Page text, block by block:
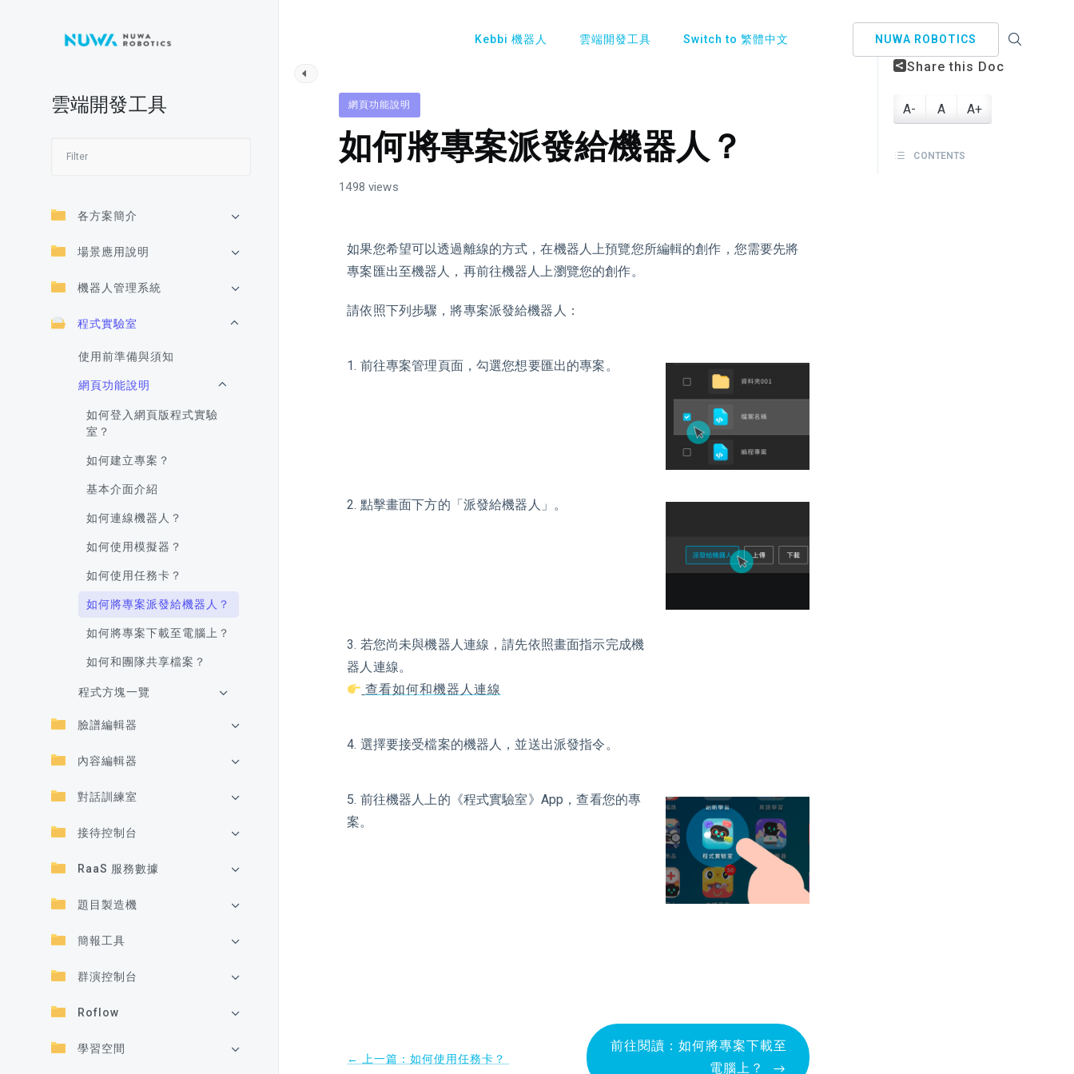
Kebbi 機器人 雲端開發工具 Switch to 繁體中文 NUWA ROBOTICS
雲端開發工具
各方案簡介
場景應用說明
機器人管理系統
程式實驗室
使用前準備與須知
網頁功能說明
如何登入網頁版程式實驗
室？
如何建立專案？
基本介面介紹
如何連線機器人？
如何使用模擬器？
如何使用任務卡？
如何將專案派發給機器人？
如何將專案下載至電腦上？
如何和團隊共享檔案？
程式方塊一覽
臉譜編輯器
內容編輯器
對話訓練室
接待控制台
RaaS 服務數據
題目製造機
簡報工具
群演控制台
Roflow
學習空間
網頁功能說明
如何將專案派發給機器人？
1498 views
如果您希望可以透過離線的方式，在機器人上預覽您所編輯的創作，您需要先將
專案匯出至機器人，再前往機器人上瀏覽您的創作。
請依照下列步驟，將專案派發給機器人：
1. 前往專案管理頁面，勾選您想要匯出的專案。
2. 點擊畫面下方的「派發給機器人」。
3. 若您尚未與機器人連線，請先依照畫面指示完成機
器人連線。
查看如何和機器人連線
4. 選擇要接受檔案的機器人，並送出派發指令。
5. 前往機器人上的《程式實驗室》App，查看您的專
案。
← 上一篇：如何使用任務卡？
前往閱讀：如何將專案下載至
電腦上？
Share this Doc
A- A A+
CONTENTS